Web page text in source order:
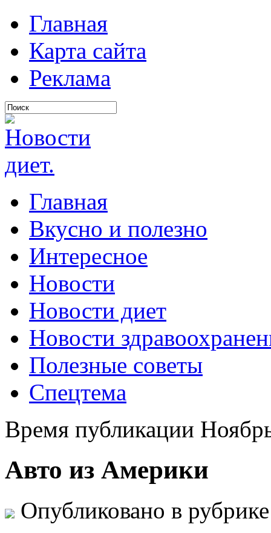
Главная
Карта сайта
Реклама
Главная
Вкусно и полезно
Интересное
Новости
Новости диет
Новости
Полезные советы
Спецтема
Время публикации
Авто из Америки
Опубликовано в